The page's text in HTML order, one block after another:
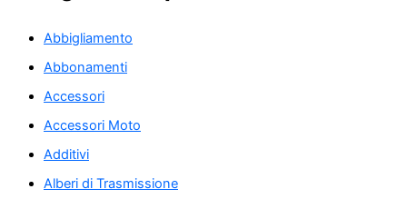
Abbigliamento
Abbonamenti
Accessori
Accessori Moto
Additivi
Alberi di Trasmissione